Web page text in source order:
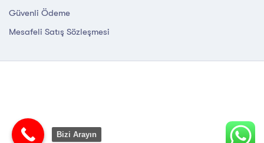
Güvenli Ödeme
Mesafeli Satış Sözleşmesi
Bizi Arayın